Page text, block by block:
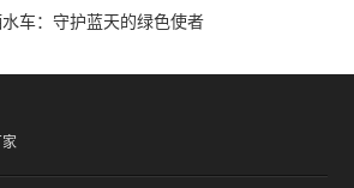
车：守护蓝天的绿色使者